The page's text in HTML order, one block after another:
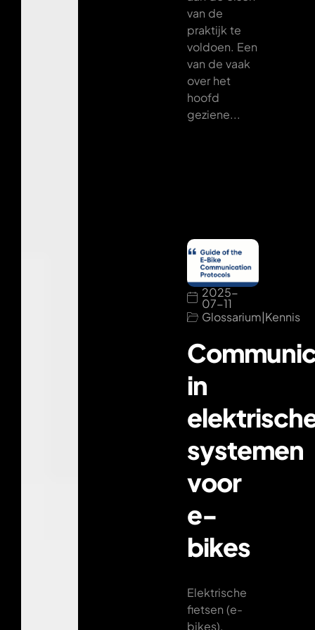
van de
praktijk te
voldoen. Een
van de vaak
over het
hoofd
geziene...
2025-
07-11
Glossarium|Kennis
in
systemen
voor
e-
bikes
Elektrische
fietsen (e-
bikes),